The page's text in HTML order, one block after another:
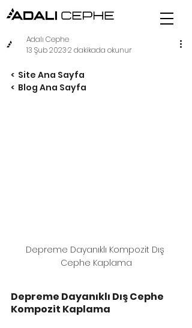
Adalı Cephe
13 Şub 20232 dakikada okunur
<  Site Ana Sayfa
< Blog Ana Sayfa
Depreme Dayanıklı Kompozit Dış
Cephe Kaplama
Depreme Dayanıklı Dış Cephe
Kompozit Kaplama